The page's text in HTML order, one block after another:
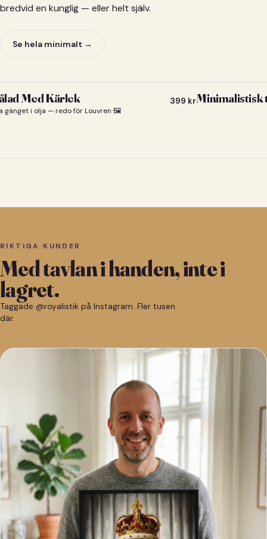
bredvid en kunglig — eller helt själv.
Se hela minimalt →
Med Kärlek
gänget i olja — redo för Louvren 🖼️
399 krMinimalistisk
RIKTIGA KUNDER
Med tavlan i handen, inte i
lagret.
Taggade @royalistik på Instagram. Fler tusen
där.